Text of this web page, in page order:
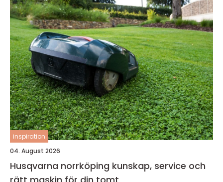
inspiration
04. August 2026
Husqvarna norrköping kunskap, service och